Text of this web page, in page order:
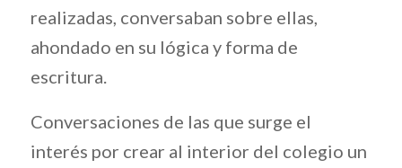
realizadas, conversaban sobre ellas,
ahondado en su lógica y forma de
escritura.
Conversaciones de las que surge el
interés por crear al interior del colegio un